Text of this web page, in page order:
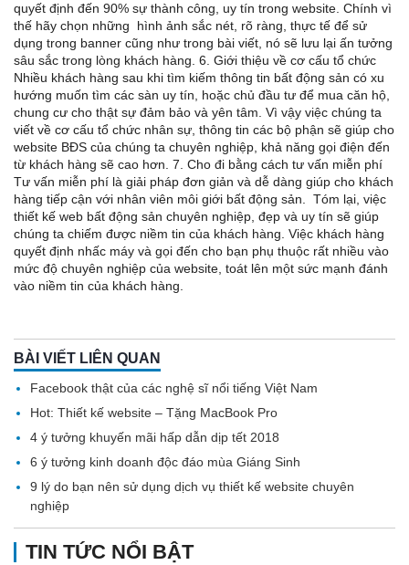
quyết định đến 90% sự thành công, uy tín trong website. Chính vì
thế hãy chọn những hình ảnh sắc nét, rõ ràng, thực tế để sử
dụng trong banner cũng như trong bài viết, nó sẽ lưu lại ấn tưởng
sâu sắc trong lòng khách hàng. 6. Giới thiệu về cơ cấu tổ chức
Nhiều khách hàng sau khi tìm kiếm thông tin bất động sản có xu
hướng muốn tìm các sàn uy tín, hoặc chủ đầu tư để mua căn hộ,
chung cư cho thật sự đảm bảo và yên tâm. Vì vậy việc chúng ta
viết về cơ cấu tổ chức nhân sự, thông tin các bộ phận sẽ giúp cho
website BĐS của chúng ta chuyên nghiệp, khả năng gọi điện đến
từ khách hàng sẽ cao hơn. 7. Cho đi bằng cách tư vấn miễn phí
Tư vấn miễn phí là giải pháp đơn giản và dễ dàng giúp cho khách
hàng tiếp cận với nhân viên môi giới bất động sản. Tóm lại, việc
thiết kế web bất động sản chuyên nghiệp, đẹp và uy tín sẽ giúp
chúng ta chiếm được niềm tin của khách hàng. Việc khách hàng
quyết định nhấc máy và gọi đến cho bạn phụ thuộc rất nhiều vào
mức độ chuyên nghiệp của website, toát lên một sức mạnh đánh
vào niềm tin của khách hàng.
BÀI VIẾT LIÊN QUAN
Facebook thật của các nghệ sĩ nổi tiếng Việt Nam
Hot: Thiết kế website – Tặng MacBook Pro
4 ý tưởng khuyến mãi hấp dẫn dịp tết 2018
6 ý tưởng kinh doanh độc đáo mùa Giáng Sinh
9 lý do bạn nên sử dụng dịch vụ thiết kế website chuyên
nghiệp
TIN TỨC NỔI BẬT